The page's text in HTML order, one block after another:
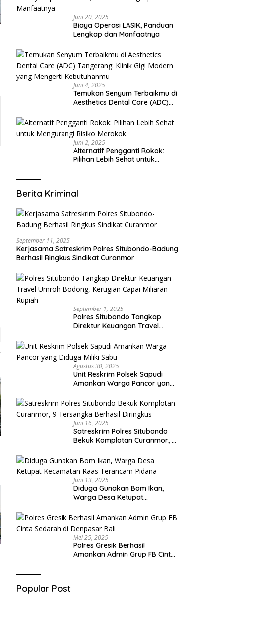
Juni 20, 2025
Biaya Operasi LASIK, Panduan
Lengkap dan Manfaatnya
Juni 4, 2025
Temukan Senyum Terbaikmu di
Aesthetics Dental Care (ADC)
yang Mengerti Kebutuhanmu
Juni 2, 2025
Alternatif Pengganti Rokok:
Pilihan Lebih Sehat untuk
Berita Kriminal
September 11, 2025
Kerjasama Satreskrim Polres Situbondo-Badung
Berhasil Ringkus Sindikat Curanmor
September 1, 2025
Polres Situbondo Tangkap
Direktur Keuangan Travel
Capai Miliaran Rupiah
Agustus 30, 2025
Unit Reskrim Polsek Sapudi
Amankan Warga Pancor yang
Juni 16, 2025
Satreskrim Polres Situbondo
Bekuk Komplotan Curanmor, 9
Juni 13, 2025
Diduga Gunakan Bom Ikan,
Warga Desa Ketupat
Pidana
Mei 25, 2025
Polres Gresik Berhasil
Amankan Admin Grup FB Cinta
Popular Post